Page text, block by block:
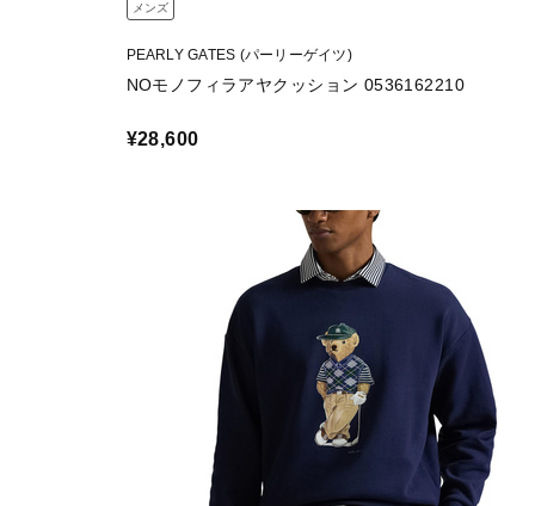
メンズ
PEARLY GATES (パーリーゲイツ)
NOモノフィラアヤクッション 0536162210
¥28,600